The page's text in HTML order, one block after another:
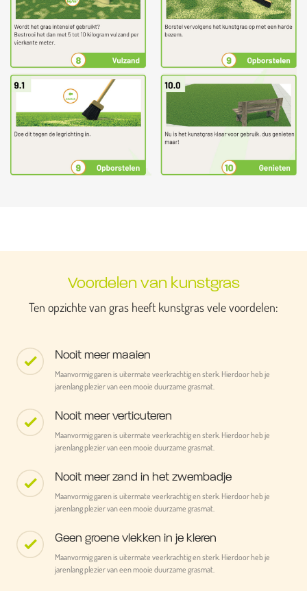
Voordelen van kunstgras
Ten opzichte van gras heeft kunstgras vele voordelen:
Nooit meer maaien
Maanvormig garen is uitermate veerkrachtig en sterk. Hierdoor heb je
jarenlang plezier van een mooie duurzame grasmat.
Nooit meer verticuteren
Maanvormig garen is uitermate veerkrachtig en sterk. Hierdoor heb je
jarenlang plezier van een mooie duurzame grasmat.
Nooit meer zand in het zwembadje
Maanvormig garen is uitermate veerkrachtig en sterk. Hierdoor heb je
jarenlang plezier van een mooie duurzame grasmat.
Geen groene vlekken in je kleren
Maanvormig garen is uitermate veerkrachtig en sterk. Hierdoor heb je
jarenlang plezier van een mooie duurzame grasmat.